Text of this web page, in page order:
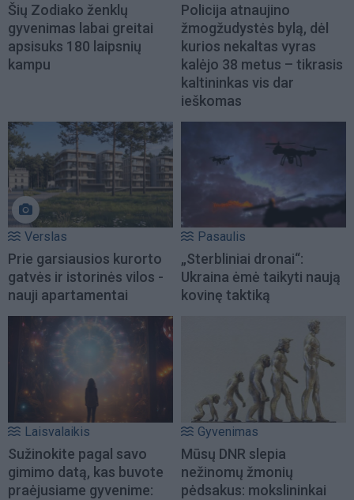
Šių Zodiako ženklų
gyvenimas labai greitai
apsisuks 180 laipsnių
kampu
Policija atnaujino
žmogžudystės bylą, dėl
kurios nekaltas vyras
kalėjo 38 metus – tikrasis
kaltininkas vis dar
ieškomas
Verslas
Prie garsiausios kurorto
gatvės ir istorinės vilos -
nauji apartamentai
Pasaulis
„Sterbliniai dronai“:
Ukraina ėmė taikyti naują
kovinę taktiką
Laisvalaikis
Sužinokite pagal savo
gimimo datą, kas buvote
praėjusiame gyvenime:
Gyvenimas
Mūsų DNR slepia
nežinomų žmonių
pėdsakus: mokslininkai